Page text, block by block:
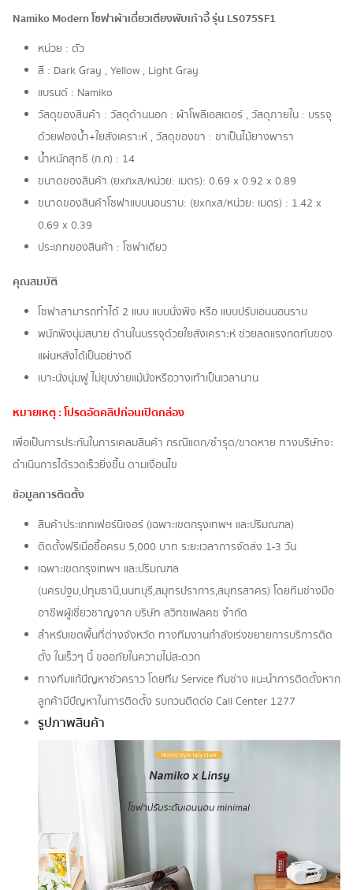
Namiko Modern โซฟาผ้าเดี่ยวเตียงพับเก้าอี้ รุ่น LS075SF1
หน่วย : ตัว
สี : Dark Gray , Yellow , Light Gray
แบรนด์ : Namiko
วัสดุของสินค้า : วัสดุด้านนอก : ผ้าโพลีเอสเตอร์ , วัสดุภายใน : บรรจุ
ด้วยฟองน้ำ+ใยสังเคราะห์ , วัสดุของขา : ขาเป็นไม้ยางพารา
น้ำหนักสุทธิ (ก.ก) : 14
ขนาดของสินค้า (ยxกxส/หน่วย: เมตร): 0.69 x 0.92 x 0.89
ขนาดของสินค้าโซฟาแบบนอนราบ: (ยxกxส/หน่วย: เมตร) : 1.42 x
0.69 x 0.39
ประเภทของสินค้า : โซฟาเดี่ยว
คุณสมบัติ
โซฟาสามารถทำได้ 2 แบบ แบบนั่งพิง หรือ แบบปรับเอนนอนราบ
พนักพิงนุ่มสบาย ด้านในบรรจุด้วยใยสังเคราะห์ ช่วยลดแรงกดทับของ
แผ่นหลังได้เป็นอย่างดี
เบาะนั่งนุ่มฟู ไม่ยุบง่ายแม้นั่งหรือวางเท้าเป็นเวลานาน
หมายเหตุ : โปรดอัดคลิปก่อนเปิดกล่อง
เพื่อเป็นการประกันในการเคลมสินค้า กรณีแตก/ชำรุด/ขาดหาย ทางบริษัทจะ
ดำเนินการได้รวดเร็วยิ่งขึ้น ตามเงื่อนไข
ข้อมูลการติดตั้ง
สินค้าประเภทเฟอร์นิเจอร์ (เฉพาะเขตกรุงเทพฯ และปริมณฑล)
ติดตั้งฟรีเมื่อซื้อครบ 5,000 บาท ระยะเวลาการจัดส่ง 1-3 วัน
เฉพาะเขตกรุงเทพฯ และปริมณฑล
(นครปฐม,ปทุมธานี,นนทบุรี,สมุทรปราการ,สมุทรสาคร) โดยทีมช่างมือ
อาชีพผู้เชี่ยวชาญจาก บริษัท สวิทซเฟลคซ จำกัด
สำหรับเขตพื้นที่ต่างจังหวัด ทางทีมงานกำลังเร่งขยายการบริการติด
ตั้ง ในเร็วๆ นี้ ขออภัยในความไม่สะดวก
ทางทีมแก้ปัญหาชั่วคราว โดยทีม Service ทีมช่าง แนะนำการติดตั้งหาก
ลูกค้ามีปัญหาในการติดตั้ง รบกวนติดต่อ Call Center 1277
รูปภาพสินค้า